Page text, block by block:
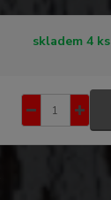
skladem 4 ks